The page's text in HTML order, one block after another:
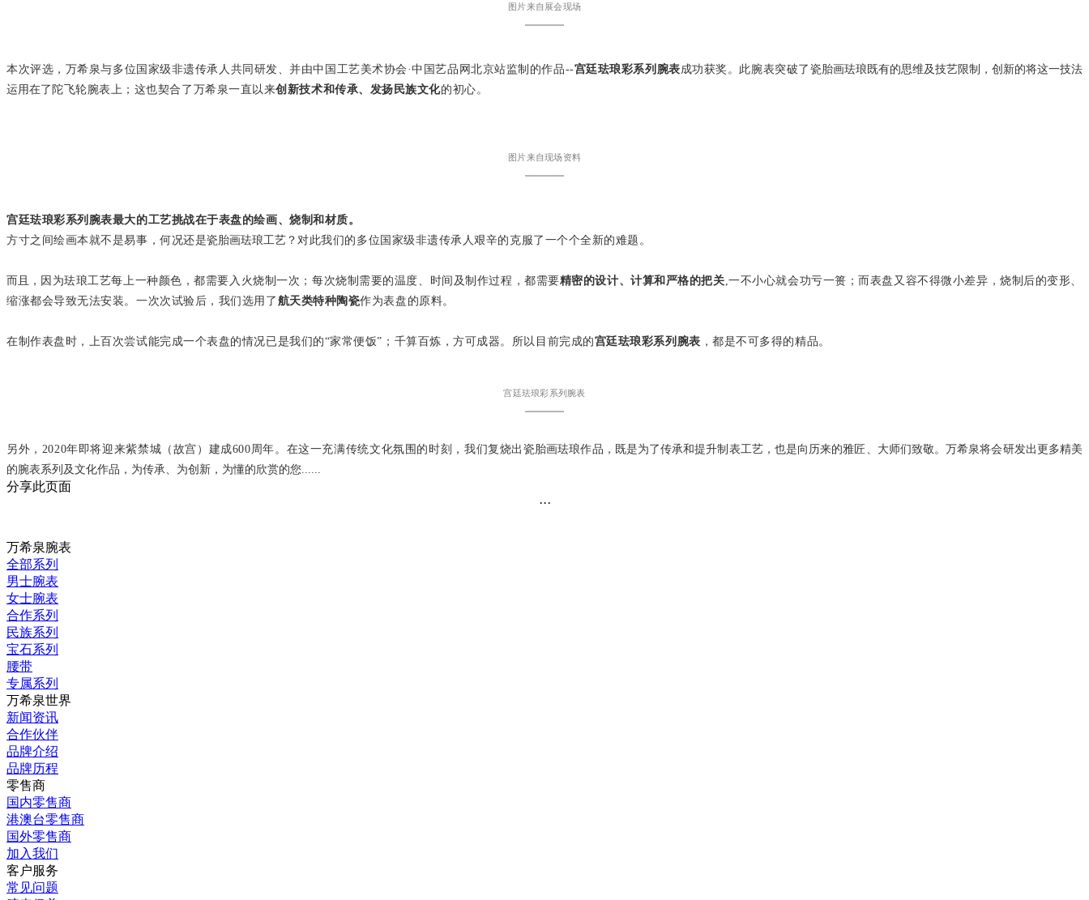
图片来自展会现场
———
本次评选，万希泉与多位国家级非遗传承人共同研发、并由中国工艺美术协会 ·中国艺品网北京站监制的作品--宫廷珐琅彩系列腕表成功获奖。此腕表突破了 瓷胎画珐琅既有的思维及技艺限制，创新的将这一技法
运用在了 陀飞轮腕表上；这也契合了万希泉一直以来创新技术和传承、发扬民族文化的初心。
图片来自现场资料
———
宫廷珐琅彩系列腕表最大的工艺挑战在于表盘的绘画、烧制和材质。
方寸之间绘画本就不是易事，何况还是瓷胎画珐琅工艺？对此我们的多位国家级非遗传承人艰辛的克服了一个个全新的难题 。
而且， 因为珐琅工艺每上一种颜色，都需要入火烧制一次；每次烧制需要的温度、时间及制作过程，都需要精密的设计、计算和严格的把关,一不小心就会功亏一篑；而表盘又容不得微小差异，烧制后的变形、
缩涨都会导致无法安装。一次次试验后，我们选用了 航天类特种陶瓷作为表盘的原料。
在制作表盘时，上百次尝试能完成一个表盘的情况已是我们的“家常便饭”；千算百炼，方可成器。所以目前完成的宫廷珐琅彩系列腕表 ，都是不可多得的精品。
宫廷珐琅彩系列腕表
———
另外，2020年即将迎来紫禁城（故宫）建成600周年。在这一充满传统文化氛围的时刻，我们复烧出瓷胎画珐琅作品，既是为了传承和提升制表工艺，也是向历来的雅匠、大师们致敬。万希泉将会研发出更多精美
的腕表系列及文化作品，为传承、为创新，为懂的欣赏的您......
分享此页面
···
万希泉腕表
全部系列
男士腕表
女士腕表
合作系列
民族系列
宝石系列
腰带
专属系列
万希泉世界
新闻资讯
合作伙伴
品牌介绍
品牌历程
零售商
国内零售商
港澳台零售商
国外零售商
加入我们
客户服务
常见问题